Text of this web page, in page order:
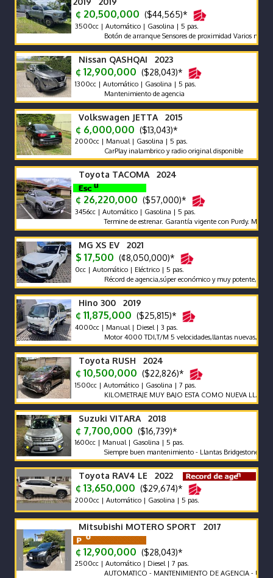
¢ 20,500,000 ($44,565)*
3500cc | Automático | Gasolina | 5 pas.
Botón de arranque Sensores de proximidad Varios modos de
Nissan QASHQAI 2023
¢ 12,900,000 ($28,043)*
1300cc | Automático | Gasolina | 5 pas.
Mantenimiento de agencia
Volkswagen JETTA 2015
¢ 6,000,000 ($13,043)*
2000cc | Manual | Gasolina | 5 pas.
CarPlay inalambrico y radio original disponible
Toyota TACOMA 2024
¢ 26,220,000 ($57,000)*
3456cc | Automático | Gasolina | 5 pas.
Termine de estrenar. Garantía vigente con Purdy.
MG XS EV 2021
$ 17,500 (¢8,050,000)*
0cc | Automático | Eléctrico | 5 pas.
Récord de agencia,súper económico y muy potente,full
Hino 300 2019
¢ 11,875,000 ($25,815)*
4000cc | Manual | Diesel | 3 pas.
Motor 4000 TDI,T/M 5 velocidades,llantas nuevas,aros,freno
Toyota RUSH 2024
¢ 10,500,000 ($22,826)*
1500cc | Automático | Gasolina | 7 pas.
KILOMETRAJE MUY BAJO ESTA COMO NUEVA LLAME Y
Suzuki VITARA 2018
¢ 7,700,000 ($16,739)*
1600cc | Manual | Gasolina | 5 pas.
Siempre buen mantenimiento - Llantas Bridgestone como
Toyota RAV4 LE 2022
¢ 13,650,000 ($29,674)*
2000cc | Automático | Gasolina | 5 pas.
Mitsubishi MOTERO SPORT 2017
¢ 12,900,000 ($28,043)*
2500cc | Automático | Diesel | 7 pas.
AUTOMATICO - MANTENIMIENTO DE AGENCIA - UNICO